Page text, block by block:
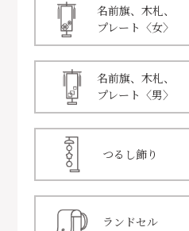
名前旗、木札、
プレート〈女〉
名前旗、木札、
プレート〈男〉
つるし飾り
ランドセル